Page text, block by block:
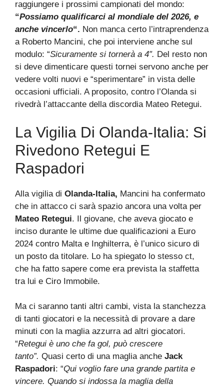
raggiungere i prossimi campionati del mondo:
“Possiamo qualificarci al mondiale del 2026, e
anche vincerlo“. Non manca certo l’intraprendenza
a Roberto Mancini, che poi interviene anche sul
modulo: “Sicuramente si tornerà a 4″. Del resto non
si deve dimenticare questi tornei servono anche per
vedere volti nuovi e “sperimentare” in vista delle
occasioni ufficiali. A proposito, contro l’Olanda si
rivedrà l’attaccante della discordia Mateo Retegui.
La Vigilia Di Olanda-Italia: Si
Rivedono Retegui E
Raspadori
Alla vigilia di Olanda-Italia, Mancini ha confermato
che in attacco ci sarà spazio ancora una volta per
Mateo Retegui. Il giovane, che aveva giocato e
inciso durante le ultime due qualificazioni a Euro
2024 contro Malta e Inghilterra, è l’unico sicuro di
un posto da titolare. Lo ha spiegato lo stesso ct,
che ha fatto sapere come era prevista la staffetta
tra lui e Ciro Immobile.
Ma ci saranno tanti altri cambi, vista la stanchezza
di tanti giocatori e la necessità di provare a dare
minuti con la maglia azzurra ad altri giocatori.
“Retegui è uno che fa gol, può crescere
tanto”. Quasi certo di una maglia anche Jack
Raspadori: “Qui voglio fare una grande partita e
vincere. Quando si indossa la maglia della